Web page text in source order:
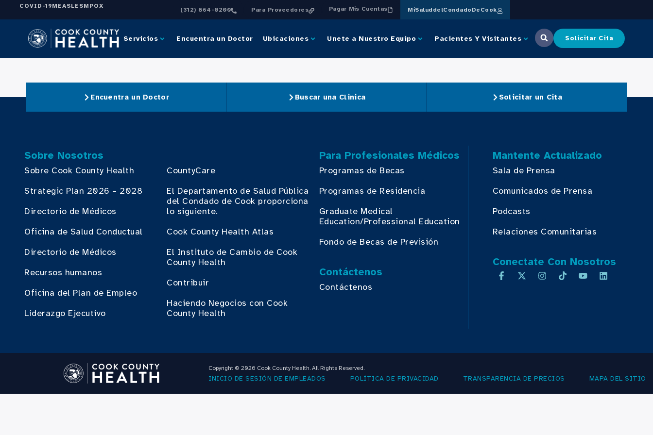
COVID-19MEASLESMPOX
(312) 864-0200 Para Proveedores Pagar Mis Cuentas MiSaluddelCondadoDeCook
Servicios Encuentra un Doctor Ubicaciones Unete a Nuestro Equipo Pacientes Y Visitantes Solicitar Cita
Encuentra un Doctor Buscar una Clinica Solicitar un Cita
Sobre Nosotros
Sobre Cook County Health
Strategic Plan 2026 – 2028
Directorio de Médicos
Oficina de Salud Conductual
Directorio de Médicos
Recursos humanos
Oficina del Plan de Empleo
Liderazgo Ejecutivo
CountyCare
El Departamento de Salud Pública
del Condado de Cook proporciona
lo siguiente.
Cook County Health Atlas
El Instituto de Cambio de Cook
County Health
Contribuir
Haciendo Negocios con Cook
County Health
Para Profesionales Médicos
Programas de Becas
Programas de Residencia
Graduate Medical
Education/Professional Education
Fondo de Becas de Previsión
Contáctenos
Contáctenos
Mantente Actualizado
Sala de Prensa
Comunicados de Prensa
Podcasts
Relaciones Comunitarias
Conectate Con Nosotros
Copyright © 2026 Cook County Health. All Rights Reserved.
INICIO DE SESIÓN DE EMPLEADOS POLÍTICA DE PRIVACIDAD TRANSPARENCIA DE PRECIOS MAPA DEL SITIO